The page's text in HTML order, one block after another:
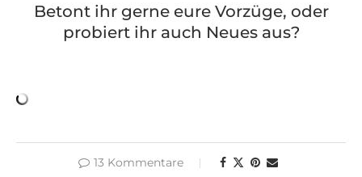
Betont ihr gerne eure Vorzüge, oder
probiert ihr auch Neues aus?
13 Kommentare